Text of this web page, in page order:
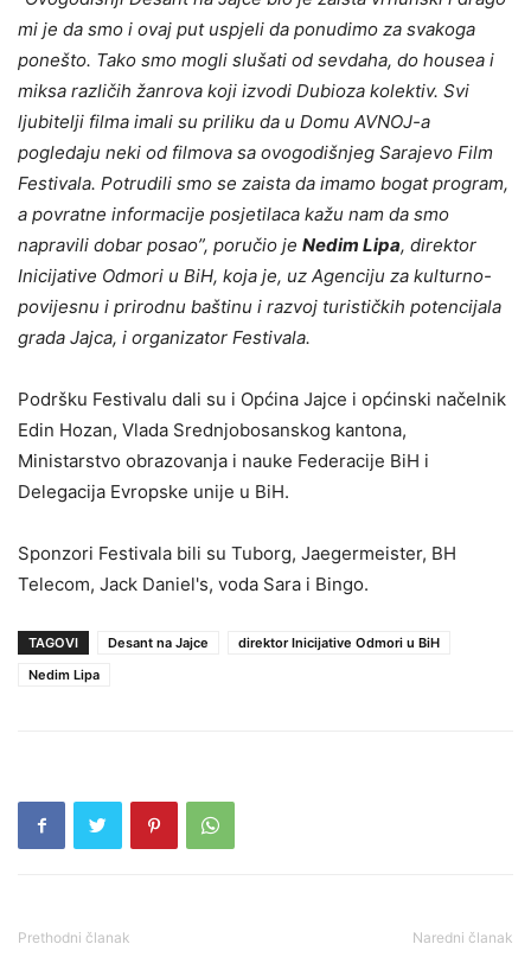
mi je da smo i ovaj put uspjeli da ponudimo za svakoga
ponešto. Tako smo mogli slušati od sevdaha, do housea i
miksa različih žanrova koji izvodi Dubioza kolektiv. Svi
ljubitelji filma imali su priliku da u Domu AVNOJ-a
pogledaju neki od filmova sa ovogodišnjeg Sarajevo Film
Festivala. Potrudili smo se zaista da imamo bogat program,
a povratne informacije posjetilaca kažu nam da smo
napravili dobar posao”, poručio je Nedim Lipa, direktor
Inicijative Odmori u BiH, koja je, uz Agenciju za kulturno-
povijesnu i prirodnu baštinu i razvoj turističkih potencijala
grada Jajca, i organizator Festivala.
Podršku Festivalu dali su i Općina Jajce i općinski načelnik
Edin Hozan, Vlada Srednjobosanskog kantona,
Ministarstvo obrazovanja i nauke Federacije BiH i
Delegacija Evropske unije u BiH.
Sponzori Festivala bili su Tuborg, Jaegermeister, BH
Telecom, Jack Daniel's, voda Sara i Bingo.
TAGOVI Desant na Jajce
direktor Inicijative Odmori u BiH
Nedim Lipa
Prethodni članak Naredni članak